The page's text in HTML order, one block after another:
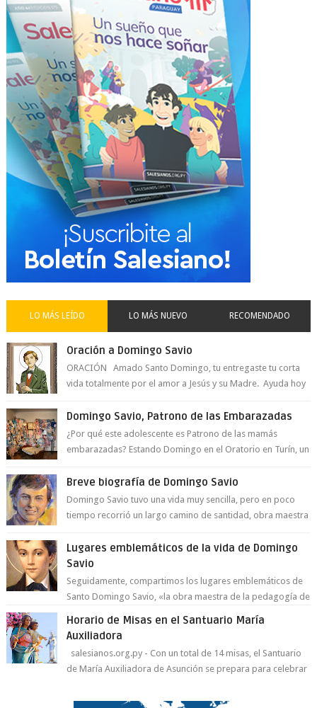
LO MÁS LEÍDO LO MÁS NUEVO RECOMENDADO
Oración a Domingo Savio
ORACIÓN Amado Santo Domingo, tu entregaste tu corta
vida totalmente por el amor a Jesús y su Madre. Ayuda hoy
Domingo Savio, Patrono de las Embarazadas
¿Por qué este adolescente es Patrono de las mamás
embarazadas? Estando Domingo en el Oratorio en Turín, un
Breve biografía de Domingo Savio
Domingo Savio tuvo una vida muy sencilla, pero en poco
tiempo recorrió un largo camino de santidad, obra maestra
Lugares emblemáticos de la vida de Domingo
Savio
Seguidamente, compartimos los lugares emblemáticos de
Santo Domingo Savio, «la obra maestra de la pedagogía de
Horario de Misas en el Santuario María
Auxiliadora
salesianos.org.py - Con un total de 14 misas, el Santuario
de María Auxiliadora de Asunción se prepara para celebrar